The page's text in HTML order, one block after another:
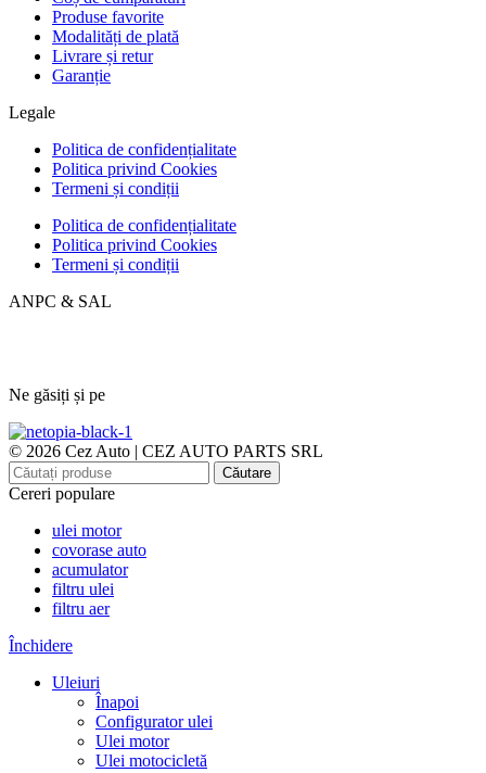
Produse favorite
Modalități de plată
Livrare și retur
Garanție
Legale
Politica de confidențialitate
Politica privind Cookies
Termeni și condiții
Politica de confidențialitate
Politica privind Cookies
Termeni și condiții
ANPC & SAL
Ne găsiți și pe
© 2026 Cez Auto | CEZ AUTO PARTS SRL
Căutare
Cereri populare
ulei motor
covorase auto
acumulator
filtru ulei
filtru aer
Închidere
Uleiuri
Înapoi
Configurator ulei
Ulei motor
Ulei motocicletă